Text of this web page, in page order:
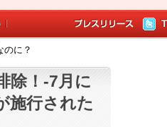
のに？
除！-7月に
施行された